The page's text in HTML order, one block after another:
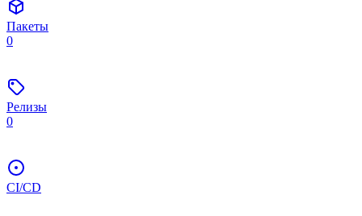
Пакеты
0
Релизы
0
CI/CD